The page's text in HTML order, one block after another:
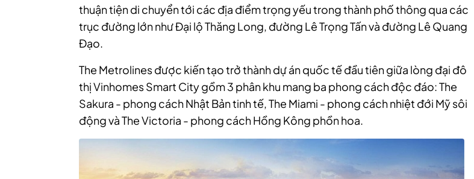
thuận tiện di chuyển tới các địa điểm trọng yếu trong thành phố thông qua các
trục đường lớn như Đại lộ Thăng Long, đường Lê Trọng Tấn và đường Lê Quang
Đạo.
The Metrolines được kiến tạo trở thành dự án quốc tế đầu tiên giữa lòng đại đô
thị Vinhomes Smart City gồm 3 phân khu mang ba phong cách độc đáo: The
Sakura - phong cách Nhật Bản tinh tế, The Miami - phong cách nhiệt đới Mỹ sôi
động và The Victoria - phong cách Hồng Kông phồn hoa.